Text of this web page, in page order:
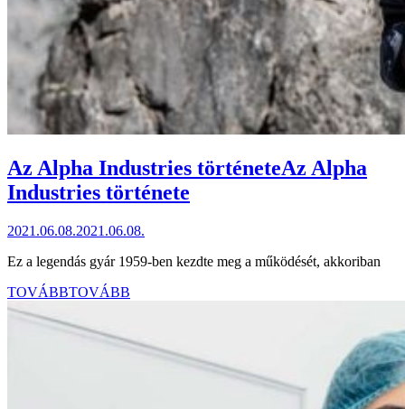
Az Alpha Industries történeteAz Alpha
Industries története
2021.06.08.2021.06.08.
Ez a legendás gyár 1959-ben kezdte meg a működését, akkoriban
TOVÁBBTOVÁBB